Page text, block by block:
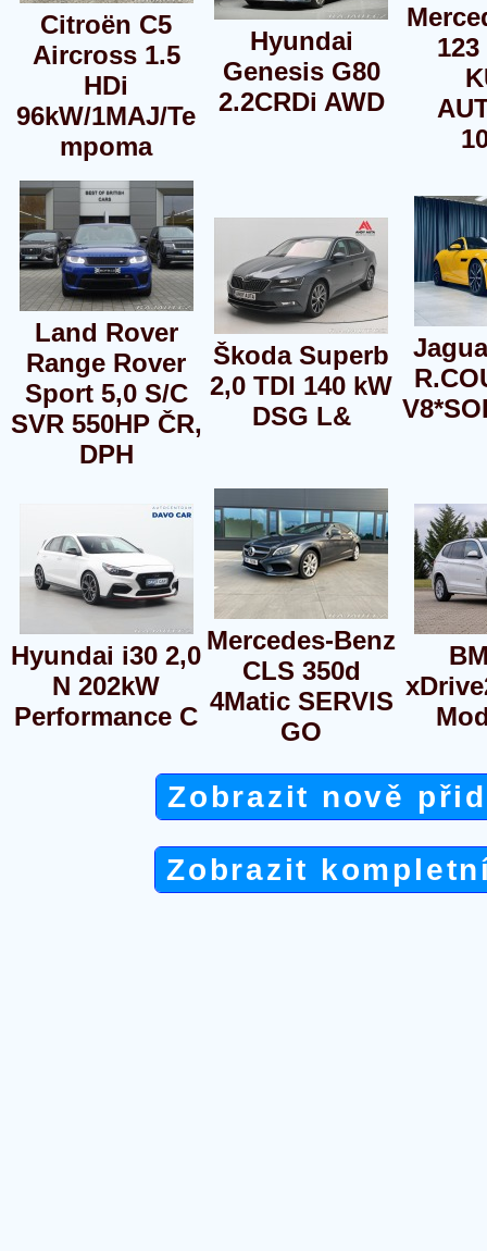
Citroën C5
Aircross 1.5
HDi
96kW/1MAJ/Te
mpoma
Hyundai
Genesis G80
2.2CRDi AWD
123
Land Rover
Range Rover
Sport 5,0 S/C
SVR 550HP ČR,
DPH
Škoda Superb
2,0 TDI 140 kW
DSG L&
Hyundai i30 2,0
N 202kW
Performance C
Mercedes-Benz
CLS 350d
4Matic SERVIS
GO
Zobrazit nově
Zobrazit